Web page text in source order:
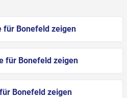
für Bonefeld zeigen
für Bonefeld zeigen
Bonefeld zeigen